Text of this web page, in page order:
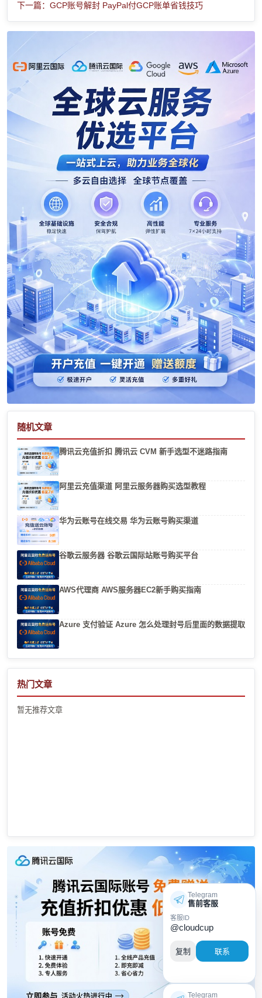
下一篇：GCP账号解封 PayPal付GCP账单省钱技巧
随机文章
腾讯云充值折扣 腾讯云 CVM 新手选型不迷路指南
阿里云充值渠道 阿里云服务器购买选型教程
华为云账号在线交易 华为云账号购买渠道
谷歌云服务器 谷歌云国际站账号购买平台
AWS代理商 AWS服务器EC2新手购买指南
Azure 支付验证 Azure 怎么处理封号后里面的数据提取
热门文章
暂无推荐文章
Telegram
售前客服
客服ID
@cloudcup
复制 联系
Telegram